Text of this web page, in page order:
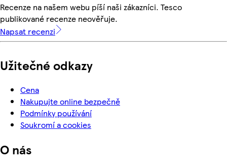
Recenze na našem webu píší naši zákazníci. Tesco
publikované recenze neověřuje.
Napsat recenzi
Užitečné odkazy
Cena
Nakupujte online bezpečně
Podmínky používání
Soukromí a cookies
O nás